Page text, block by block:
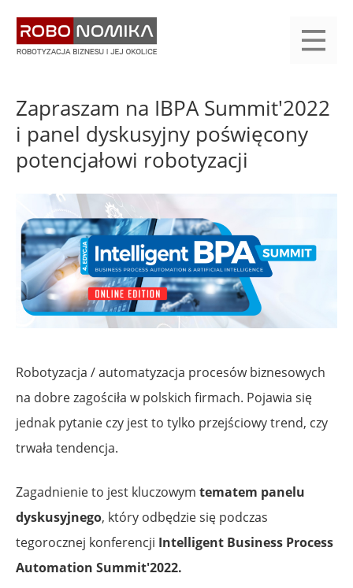
treści
yasne
main
menu
Zapraszam na IBPA Summit'2022
i panel dyskusyjny poświęcony
potencjałowi robotyzacji
Robotyzacja / automatyzacja procesów biznesowych
na dobre zagościła w polskich firmach. Pojawia się
jednak pytanie czy jest to tylko przejściowy trend, czy
trwała tendencja.
Zagadnienie to jest kluczowym tematem panelu
dyskusyjnego, który odbędzie się podczas
tegorocznej konferencji Intelligent Business Process
Automation Summit'2022.